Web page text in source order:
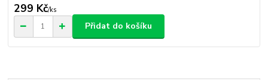
299 Kč/ks
Přidat do košíku